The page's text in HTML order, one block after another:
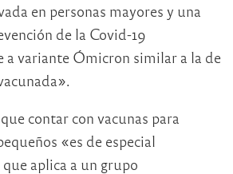
en personas mayores y una
de la Covid-19
a variante Ómicron similar a la de
contar con vacunas para
«es de especial
aplica a un grupo